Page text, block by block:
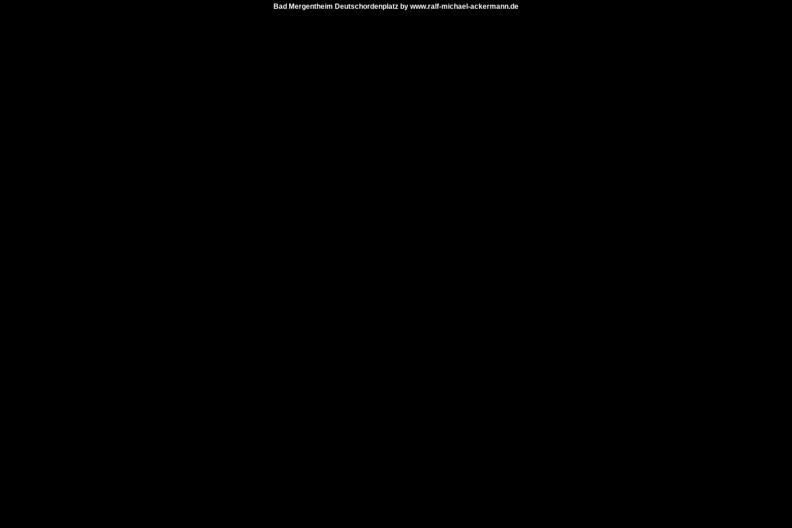
Bad Mergentheim Deutschordenplatz by www.ralf-michael-ackermann.de